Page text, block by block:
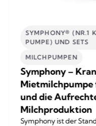
SYMPHONY® (NR.1
PUMPE) UND SETS
MILCHPUMPEN
Symphony –
und die
Milchproduktion
Symphony ist der